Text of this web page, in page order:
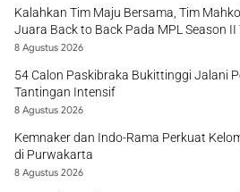
Kalahkan Tim Maju Bersama, Tim
Juara Back to Back Pada MPL Season II
8 Agustus 2026
54 Calon Paskibraka Bukittinggi Jalani
Tantingan Intensif
8 Agustus 2026
Kemnaker dan Indo-Rama Perkuat
di Purwakarta
8 Agustus 2026